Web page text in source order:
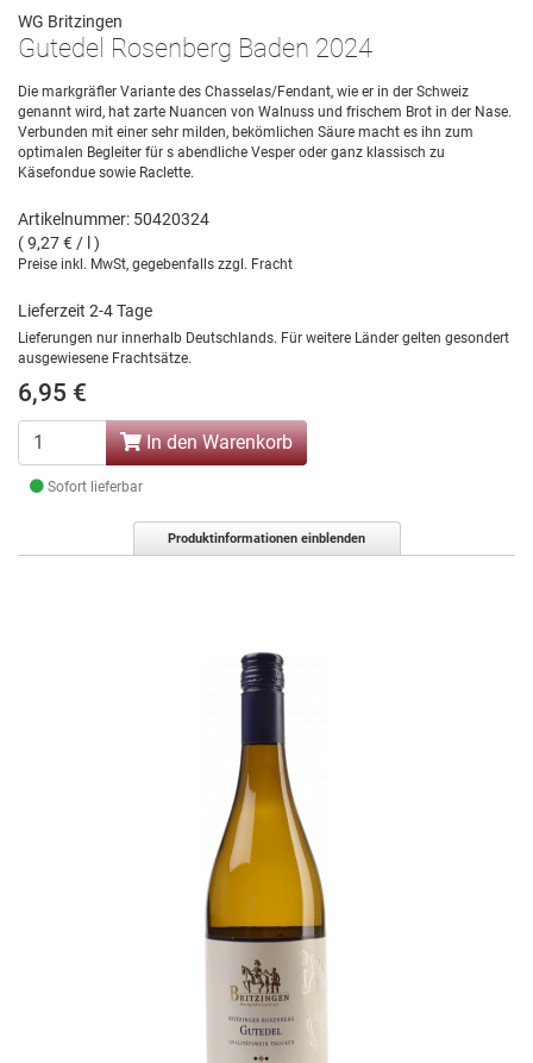
WG Britzingen
Gutedel Rosenberg Baden 2024
Die markgräfler Variante des Chasselas/Fendant, wie er in der Schweiz
genannt wird, hat zarte Nuancen von Walnuss und frischem Brot in der Nase.
Verbunden mit einer sehr milden, bekömlichen Säure macht es ihn zum
optimalen Begleiter für s abendliche Vesper oder ganz klassisch zu
Käsefondue sowie Raclette.
Artikelnummer: 50420324
( 9,27 € / l )
Preise inkl. MwSt, gegebenfalls zzgl. Fracht
Lieferzeit 2-4 Tage
Lieferungen nur innerhalb Deutschlands. Für weitere Länder gelten gesondert
ausgewiesene Frachtsätze.
6,95 €
In den Warenkorb
Sofort lieferbar
Produktinformationen einblenden